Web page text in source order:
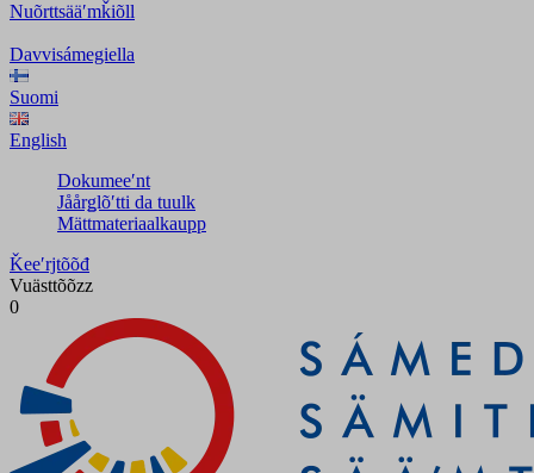
Nuõrttsääʹmǩiõll
Davvisámegiella
Suomi
English
Dokumeeʹnt
Jåårǥlõʹtti da tuulk
Mättmateriaalkaupp
Ǩeeʹrjtõõđ
Vuästtõõzz
0